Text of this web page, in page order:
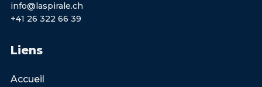
info@laspirale.ch
+41 26 322 66 39
Liens
Accueil